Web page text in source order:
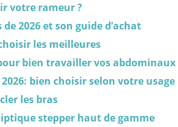
votre rameur ?
2026 et son guide d’achat
les meilleures
bien travailler vos abdominaux
bien choisir selon votre usage
les bras
stepper haut de gamme